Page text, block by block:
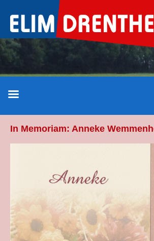
naar
inhoud
In Memoriam: Anneke